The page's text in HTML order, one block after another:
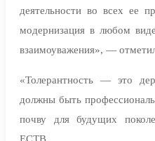
деятельности во всех ее
модернизация в любом
взаимоуважения», —
«Толерантность — это
должны быть
почву для будущих
ЕСТВ.